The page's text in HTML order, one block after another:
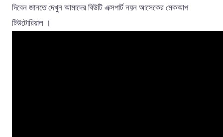
দিবেন জানতে দেখুন আমাদের বিউটি এক্সপার্ট নয়ন আসেকের মেকআপ
টিউটোরিয়াল ।